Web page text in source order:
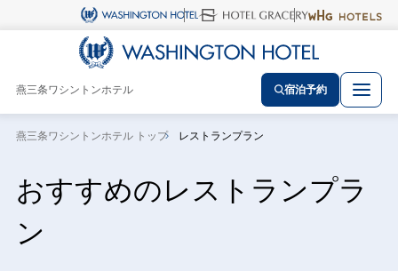
燕三条ワシントンホテル 宿泊予約
燕三条ワシントンホテル トップ レストランプラン
おすすめのレストランプラ
ン